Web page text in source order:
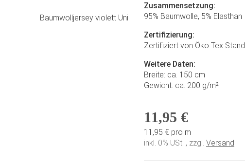
Zusammensetzung:
95% Baumwolle, 5% Elasthan
Zertifizierung:
Zertifiziert von Öko Tex
Weitere Daten:
Breite: ca. 150 cm
Gewicht: ca. 200 g/m²
11,95 €
11,95 € pro m
inkl. 0% USt. , zzgl. Versand